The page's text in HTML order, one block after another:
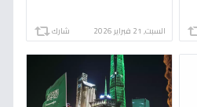
السبت, 21 فبراير 2026 شارك